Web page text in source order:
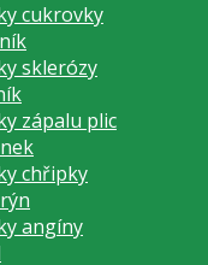
cukrovky
sklerózy
zápalu plic
chřipky
angíny